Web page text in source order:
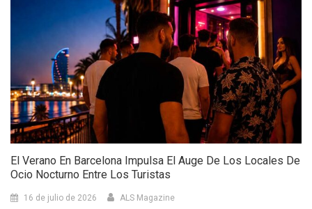
El Verano En Barcelona Impulsa El Auge De Los Locales De
Ocio Nocturno Entre Los Turistas
16 de julio de 2026 ALS Magazine